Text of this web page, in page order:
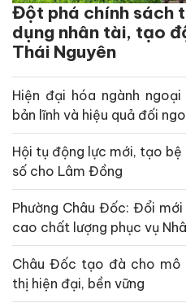
Đột phá chính sách
dụng nhân tài, tạo
Thái Nguyên
Hiện đại hóa ngành
bản lĩnh và hiệu quả đối
Hội tụ động lực mới, tạo
số cho Lâm Đồng
Phường Châu Đốc: Đổi
cao chất lượng phục vụ
Châu Đốc tạo đà cho mô
thị hiện đại, bền vững